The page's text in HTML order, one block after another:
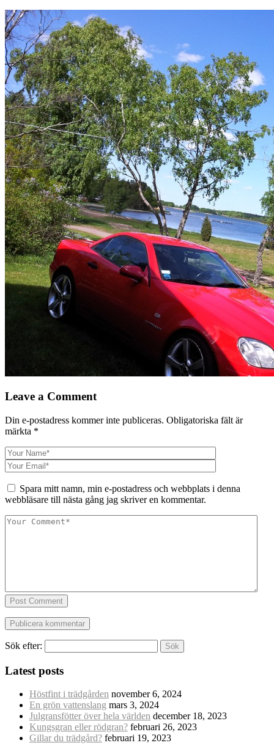
Leave a Comment
Din e-postadress kommer inte publiceras. Obligatoriska fält är
märkta *
Spara mitt namn, min e-postadress och webbplats i denna
webbläsare till nästa gång jag skriver en kommentar.
Post Comment
Sök efter:
Latest posts
Höstfint i trädgården november 6, 2024
En grön vattenslang mars 3, 2024
Julgransfötter över hela världen december 18, 2023
Kungsgran eller rödgran? februari 26, 2023
Gillar du trädgård? februari 19, 2023